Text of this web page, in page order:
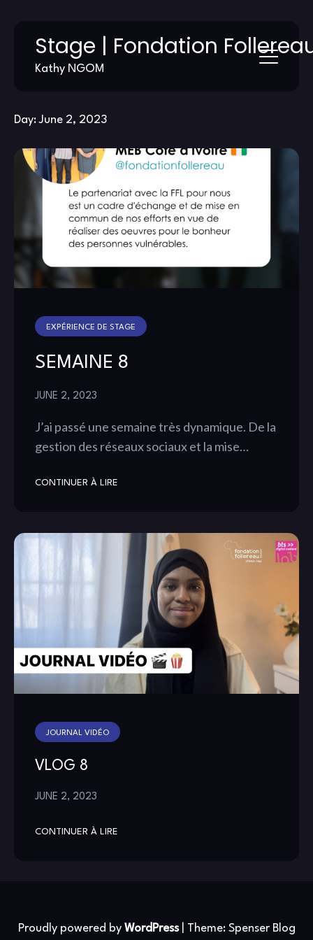
content
Stage | Fondation
Kathy NGOM
Day:June 2, 2023
EXPÉRIENCE DE STAGE
SEMAINE 8
JUNE 2, 2023
J’ai passé une semaine très dynamique. De la
gestion des réseaux sociaux et la mise…
CONTINUER À LIRE
JOURNAL VIDÉO
VLOG 8
JUNE 2, 2023
CONTINUER À LIRE
Proudly powered by WordPress Theme: Spenser Blog